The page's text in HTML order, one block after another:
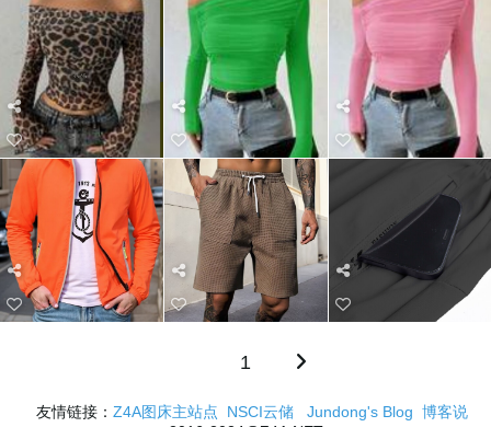
1
友情链接： Z4A图床主站点 NSCI云储 Jundong's Blog 博客说